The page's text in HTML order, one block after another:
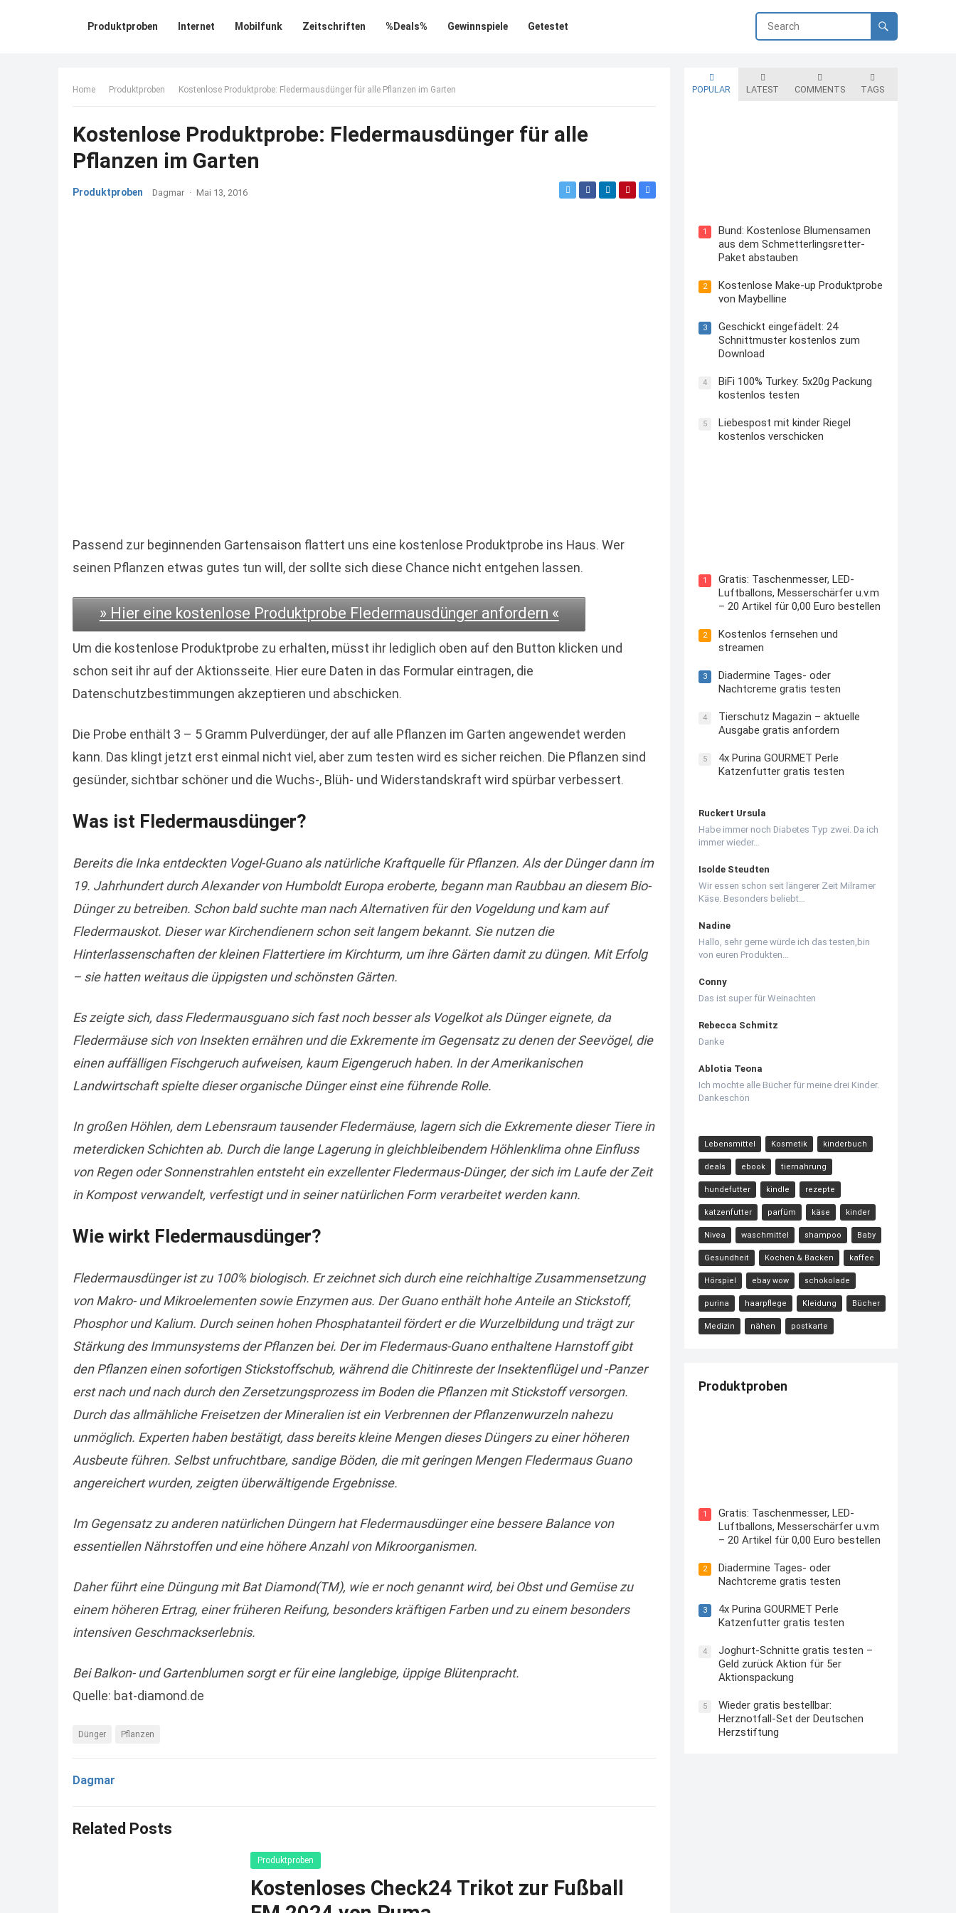
Produktproben Internet Mobilfunk Zeitschriften %Deals% Gewinnspiele Getestet
Home Produktproben Kostenlose Produktprobe: Fledermausdünger für alle Pflanzen im Garten
Kostenlose Produktprobe: Fledermausdünger für alle
Pflanzen im Garten
Produktproben Dagmar · Mai 13, 2016
Passend zur beginnenden Gartensaison flattert uns eine kostenlose Produktprobe ins Haus. Wer
seinen Pflanzen etwas gutes tun will, der sollte sich diese Chance nicht entgehen lassen.
» Hier eine kostenlose Produktprobe Fledermausdünger anfordern «
Um die kostenlose Produktprobe zu erhalten, müsst ihr lediglich oben auf den Button klicken und
schon seit ihr auf der Aktionsseite. Hier eure Daten in das Formular eintragen, die
Datenschutzbestimmungen akzeptieren und abschicken.
Die Probe enthält 3 – 5 Gramm Pulverdünger, der auf alle Pflanzen im Garten angewendet werden
kann. Das klingt jetzt erst einmal nicht viel, aber zum testen wird es sicher reichen. Die Pflanzen sind
gesünder, sichtbar schöner und die Wuchs-, Blüh- und Widerstandskraft wird spürbar verbessert.
Was ist Fledermausdünger?
Bereits die Inka entdeckten Vogel-Guano als natürliche Kraftquelle für Pflanzen. Als der Dünger dann im
19. Jahrhundert durch Alexander von Humboldt Europa eroberte, begann man Raubbau an diesem Bio-
Dünger zu betreiben. Schon bald suchte man nach Alternativen für den Vogeldung und kam auf
Fledermauskot. Dieser war Kirchendienern schon seit langem bekannt. Sie nutzen die
Hinterlassenschaften der kleinen Flattertiere im Kirchturm, um ihre Gärten damit zu düngen. Mit Erfolg
– sie hatten weitaus die üppigsten und schönsten Gärten.
Es zeigte sich, dass Fledermausguano sich fast noch besser als Vogelkot als Dünger eignete, da
Fledermäuse sich von Insekten ernähren und die Exkremente im Gegensatz zu denen der Seevögel, die
einen auffälligen Fischgeruch aufweisen, kaum Eigengeruch haben. In der Amerikanischen
Landwirtschaft spielte dieser organische Dünger einst eine führende Rolle.
In großen Höhlen, dem Lebensraum tausender Fledermäuse, lagern sich die Exkremente dieser Tiere in
meterdicken Schichten ab. Durch die lange Lagerung in gleichbleibendem Höhlenklima ohne Einfluss
von Regen oder Sonnenstrahlen entsteht ein exzellenter Fledermaus-Dünger, der sich im Laufe der Zeit
in Kompost verwandelt, verfestigt und in seiner natürlichen Form verarbeitet werden kann.
Wie wirkt Fledermausdünger?
Fledermausdünger ist zu 100% biologisch. Er zeichnet sich durch eine reichhaltige Zusammensetzung
von Makro- und Mikroelementen sowie Enzymen aus. Der Guano enthält hohe Anteile an Stickstoff,
Phosphor und Kalium. Durch seinen hohen Phosphatanteil fördert er die Wurzelbildung und trägt zur
Stärkung des Immunsystems der Pflanzen bei. Der im Fledermaus-Guano enthaltene Harnstoff gibt
den Pflanzen einen sofortigen Stickstoffschub, während die Chitinreste der Insektenflügel und -Panzer
erst nach und nach durch den Zersetzungsprozess im Boden die Pflanzen mit Stickstoff versorgen.
Durch das allmähliche Freisetzen der Mineralien ist ein Verbrennen der Pflanzenwurzeln nahezu
unmöglich. Experten haben bestätigt, dass bereits kleine Mengen dieses Düngers zu einer höheren
Ausbeute führen. Selbst unfruchtbare, sandige Böden, die mit geringen Mengen Fledermaus Guano
angereichert wurden, zeigten überwältigende Ergebnisse.
Im Gegensatz zu anderen natürlichen Düngern hat Fledermausdünger eine bessere Balance von
essentiellen Nährstoffen und eine höhere Anzahl von Mikroorganismen.
Daher führt eine Düngung mit Bat Diamond(TM), wie er noch genannt wird, bei Obst und Gemüse zu
einem höheren Ertrag, einer früheren Reifung, besonders kräftigen Farben und zu einem besonders
intensiven Geschmackserlebnis.
Bei Balkon- und Gartenblumen sorgt er für eine langlebige, üppige Blütenpracht.
Quelle: bat-diamond.de
Dünger Pflanzen
Dagmar
Related Posts
Produktproben
Kostenloses Check24 Trikot zur Fußball
POPULAR LATEST COMMENTS TAGS
1
Bund: Kostenlose Blumensamen
aus dem Schmetterlingsretter-
Paket abstauben
2
Kostenlose Make-up Produktprobe
von Maybelline
3
Geschickt eingefädelt: 24
Schnittmuster kostenlos zum
Download
4
BiFi 100% Turkey: 5x20g Packung
kostenlos testen
5
Liebespost mit kinder Riegel
kostenlos verschicken
1
Gratis: Taschenmesser, LED-
Luftballons, Messerschärfer u.v.m
– 20 Artikel für 0,00 Euro bestellen
2
Kostenlos fernsehen und
streamen
3
Diadermine Tages- oder
Nachtcreme gratis testen
4
Tierschutz Magazin – aktuelle
Ausgabe gratis anfordern
5
4x Purina GOURMET Perle
Katzenfutter gratis testen
Ruckert Ursula
Habe immer noch Diabetes Typ zwei. Da ich
immer wieder…
Isolde Steudten
Wir essen schon seit längerer Zeit Milramer
Käse. Besonders beliebt…
Nadine
Hallo, sehr gerne würde ich das testen,bin
von euren Produkten…
Conny
Das ist super für Weinachten
Rebecca Schmitz
Danke
Ablotia Teona
Ich mochte alle Bücher für meine drei Kinder.
Dankeschön
Lebensmittel Kosmetik kinderbuch
deals ebook tiernahrung
hundefutter kindle rezepte
katzenfutter parfüm käse kinder
Nivea waschmittel shampoo Baby
Gesundheit Kochen & Backen kaffee
Hörspiel ebay wow schokolade
purina haarpflege Kleidung Bücher
Medizin nähen postkarte
Produktproben
1
Gratis: Taschenmesser, LED-
Luftballons, Messerschärfer u.v.m
– 20 Artikel für 0,00 Euro bestellen
2
Diadermine Tages- oder
Nachtcreme gratis testen
3
4x Purina GOURMET Perle
Katzenfutter gratis testen
4
Joghurt-Schnitte gratis testen –
Geld zurück Aktion für 5er
Aktionspackung
5
Wieder gratis bestellbar:
Herznotfall-Set der Deutschen
Herzstiftung